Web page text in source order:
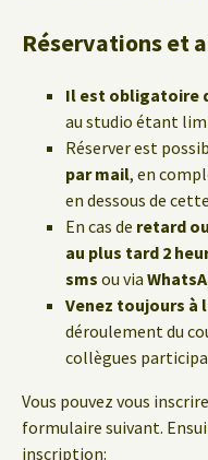
Réservations et
Il est obligatoire
au studio étant
Réserver est
par mail, en
en dessous de
En cas de retard
au plus tard 2
sms ou via
Venez toujours à
déroulement du
collègues
Vous pouvez vous
formulaire suivant.
inscription: